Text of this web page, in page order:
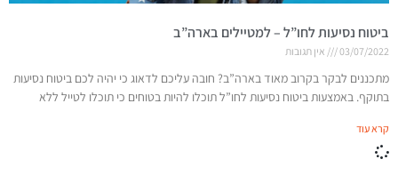
ביטוח נסיעות לחו”ל – למטיילים בארה”ב
03/07/2022 אין תגובות
מתכננים לבקר בקרוב מאוד בארה”ב? חובה עליכם לדאוג כי יהיה לכם ביטוח נסיעות
בתוקף. באמצעות ביטוח נסיעות לחו”ל תוכלו להיות בטוחים כי תוכלו לטייל ללא
קרא עוד